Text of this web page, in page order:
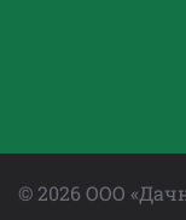
©2026 ООО